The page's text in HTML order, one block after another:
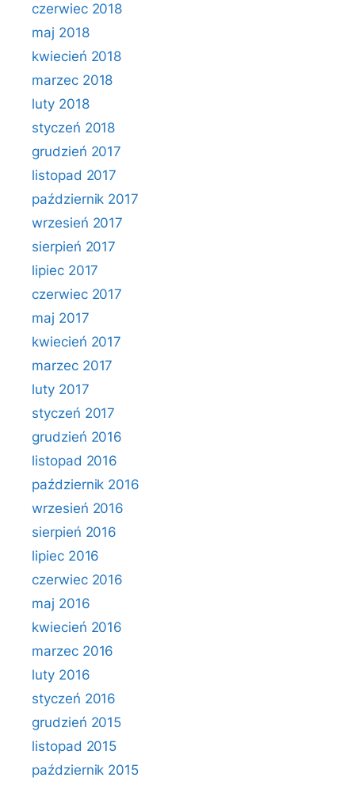
czerwiec 2018
maj 2018
kwiecień 2018
marzec 2018
luty 2018
styczeń 2018
grudzień 2017
listopad 2017
październik 2017
wrzesień 2017
sierpień 2017
lipiec 2017
czerwiec 2017
maj 2017
kwiecień 2017
marzec 2017
luty 2017
styczeń 2017
grudzień 2016
listopad 2016
październik 2016
wrzesień 2016
sierpień 2016
lipiec 2016
czerwiec 2016
maj 2016
kwiecień 2016
marzec 2016
luty 2016
styczeń 2016
grudzień 2015
listopad 2015
październik 2015